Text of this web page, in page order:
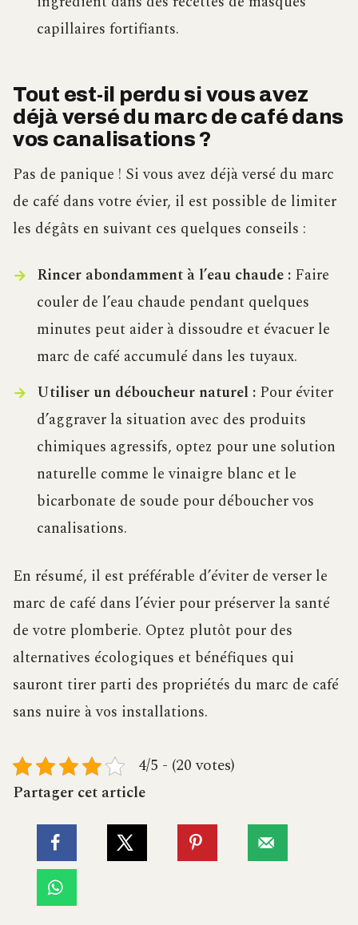
capillaires fortifiants.
Tout est-il perdu si vous avez
déjà versé du marc de café dans
vos canalisations ?
Pas de panique ! Si vous avez déjà versé du marc
de café dans votre évier, il est possible de limiter
les dégâts en suivant ces quelques conseils :
Rincer abondamment à l’eau chaude :Faire
couler de l’eau chaude pendant quelques
minutes peut aider à dissoudre et évacuer le
marc de café accumulé dans les tuyaux.
Utiliser un déboucheur naturel :Pour éviter
d’aggraver la situation avec des produits
chimiques agressifs, optez pour une solution
naturelle comme le vinaigre blanc et le
bicarbonate de soude pour déboucher vos
canalisations.
En résumé, il est préférable d’éviter de verser le
marc de café dans l’évier pour préserver la santé
de votre plomberie. Optez plutôt pour des
alternatives écologiques et bénéfiques qui
sauront tirer parti des propriétés du marc de café
sans nuire à vos installations.
4/5 - (20 votes)
Partager cet article